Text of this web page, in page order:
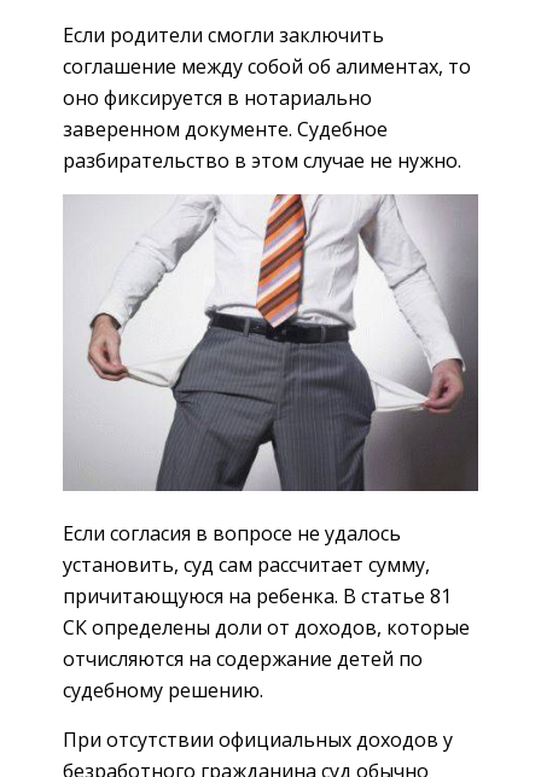
Если родители смогли заключить
соглашение между собой об алиментах, то
оно фиксируется в нотариально
заверенном документе. Судебное
разбирательство в этом случае не нужно.
Если согласия в вопросе не удалось
установить, суд сам рассчитает сумму,
причитающуюся на ребенка. В статье 81
СК определены доли от доходов, которые
отчисляются на содержание детей по
судебному решению.
При отсутствии официальных доходов у
безработного гражданина суд обычно